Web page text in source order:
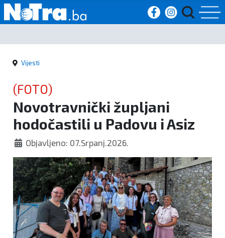
Početna
Vijesti
Sport
Kultura
Crna
kronika
Politika
Zanimljivosti
Vijesti
(FOTO)
Novotravnički župljani
hodočastili u Padovu i Asiz
Objavljeno: 07.Srpanj.2026.